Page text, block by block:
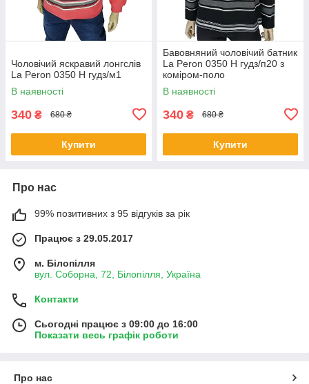
Чоловічий яскравий лонгслів
La Peron 0350 H гудз/м1
В наявності
340 ₴ 680 ₴
Купити
Бавовняний чоловічий батник
La Peron 0350 H гудз/п20 з
коміром-поло
В наявності
340 ₴ 680 ₴
Купити
Про нас
99% позитивних з 95 відгуків за рік
Працює з 29.05.2017
м. Білопілля
вул. Соборна, 72, Білопілля, Україна
Контакти
Сьогодні працює з 09:00 до 16:00
Показати весь графік роботи
Про нас